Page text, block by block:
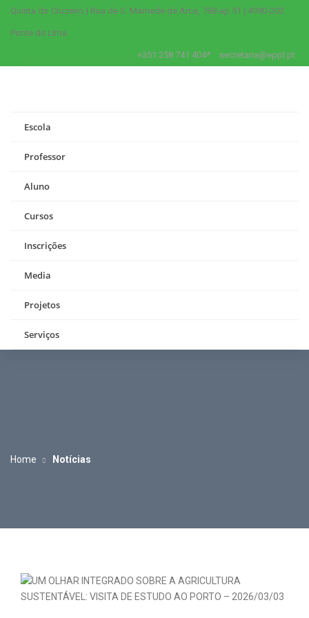
Quinta do Cruzeiro | Rua de S. Mamede de Arca, 768-ap 51 | 4990-202
Ponte de Lima
+351 258 741 404* secretaria@eppl.pt
Escola
Professor
Aluno
Cursos
Inscrições
Media
Projetos
Serviços
Home Notícias